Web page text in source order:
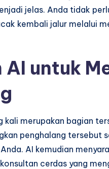
jelas. Anda tidak
kembali jalur melalui
AI untuk
merupakan bagian
penghalang tersebut
AI kemudian
cerdas yang